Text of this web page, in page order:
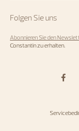
Folgen Sie uns
Abonnieren Sie den
Constantin zu erhalten.